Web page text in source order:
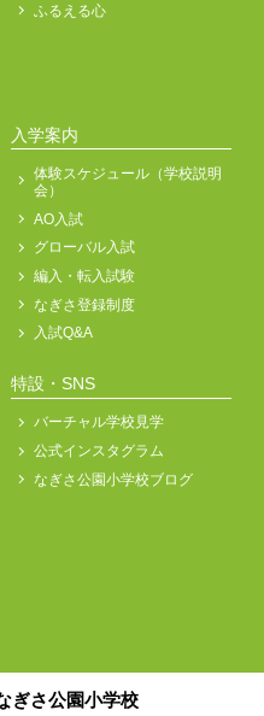
ふるえる心
入学案内
体験スケジュール（学校説明
会）
AO入試
グローバル入試
編入・転入試験
なぎさ登録制度
入試Q&A
特設・SNS
バーチャル学校見学
公式インスタグラム
なぎさ公園小学校ブログ
さ公園小学校